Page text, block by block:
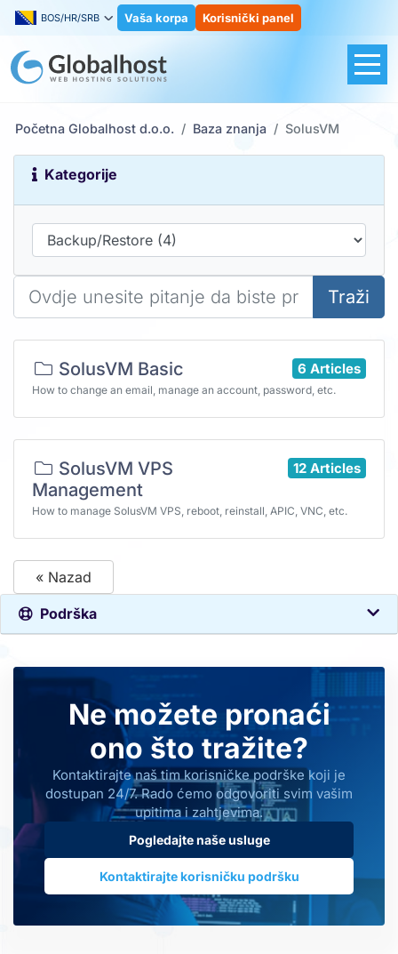
BOS/HR/SRB Vaša korpa Korisnički panel
Početna Globalhost d.o.o. Baza znanja SolusVM
Kategorije
Traži
6 Articles
SolusVM Basic
How to change an email, manage an account, password, etc.
12 Articles
SolusVM VPS
Management
How to manage SolusVM VPS, reboot, reinstall, APIC, VNC, etc.
« Nazad
Podrška
Ne možete pronaći
ono što tražite?
Kontaktirajte naš tim korisničke podrške koji je
dostupan 24/7. Rado ćemo odgovoriti svim vašim
upitima i zahtjevima.
Pogledajte naše usluge
Kontaktirajte korisničku podršku